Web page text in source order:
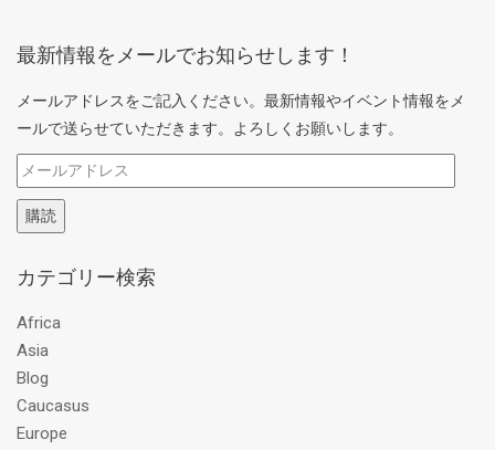
最新情報をメールでお知らせします！
メールアドレスをご記入ください。最新情報やイベント情報をメ
ールで送らせていただきます。よろしくお願いします。
メ
ー
ル
ド
ス
購読
カテゴリー検索
Africa
Asia
Blog
Caucasus
Europe